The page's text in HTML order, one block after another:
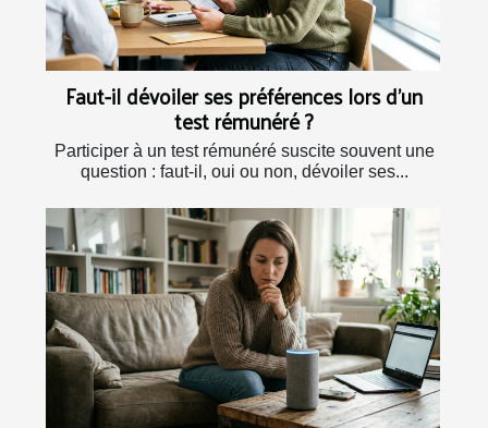
Faut-il dévoiler ses préférences lors d’un
test rémunéré ?
Participer à un test rémunéré suscite souvent une
question : faut-il, oui ou non, dévoiler ses...